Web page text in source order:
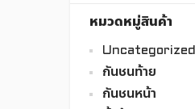
หมวดหมู่สินค้า
Uncategorized
กันชนท้าย
กันชนหน้า